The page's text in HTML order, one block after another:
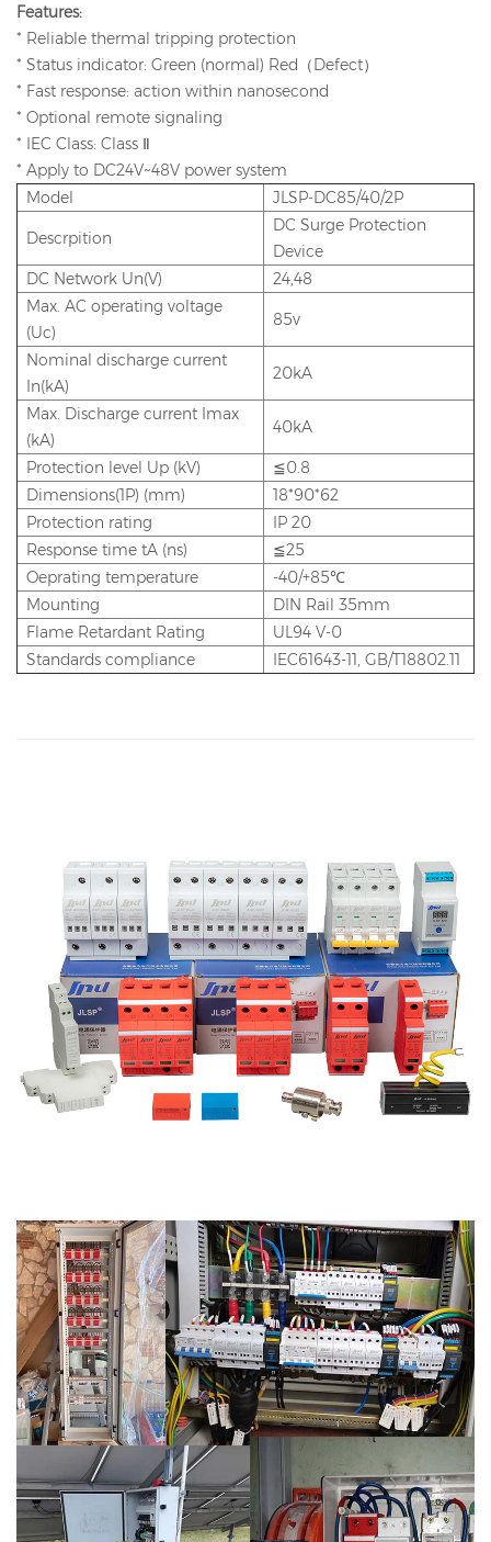
Features:
* Reliable thermal tripping protection
* Status indicator: Green (normal) Red（Defect）
* Fast response: action within nanosecond
* Optional remote signaling
* IEC Class: Class Ⅱ
* Apply to DC24V~48V power system
Model
JLSP-DC85/40/2P
Descrpition
DC Surge Protection
Device
DC Network Un(V)
24,48
Max. AC operating voltage
(Uc)
85v
Nominal discharge current
In(kA)
20kA
Max. Discharge current Imax
(kA)
40kA
Protection level Up (kV)
≦0.8
Dimensions(1P) (mm)
18*90*62
Protection rating
IP 20
Response time tA (ns)
≦25
Oeprating temperature
-40/+85℃
Mounting
DIN Rail 35mm
Flame Retardant Rating
UL94 V-0
Standards compliance
IEC61643-11, GB/T18802.11